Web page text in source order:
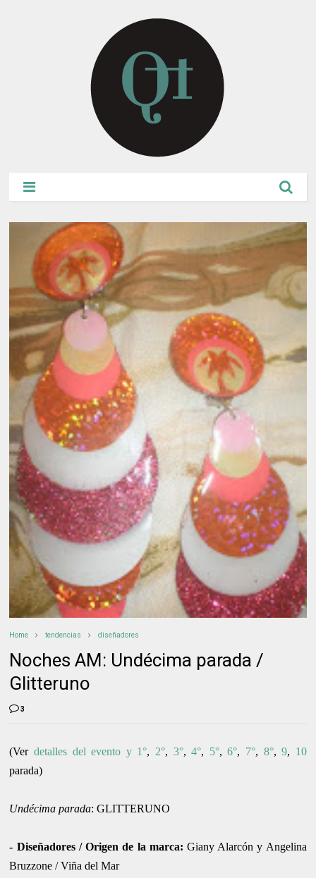
Home tendencias diseñadores
Noches AM: Undécima parada /
Glitteruno
3
(Verdetalles del evento y 1°, 2°, 3°,4°, 5°,6°, 7°, 8°, 9, 10
parada)
Undécima parada: GLITTERUNO
- Diseñadores / Origen de la marca: Giany Alarcón y Angelina
Bruzzone / Viña del Mar